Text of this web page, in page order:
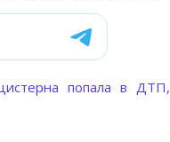
попала в ДТП,